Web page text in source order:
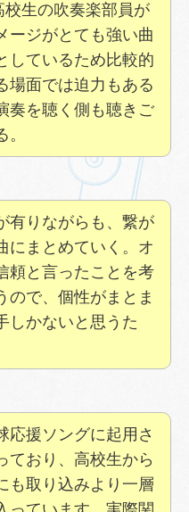
生の吹奏楽部員が
ージがとても強い曲
しているため比較的
場面では迫力もある
奏を聴く側も聴きご
有りながらも、繋が
にまとめていく。オ
頼と言ったことを考
ので、個性がまとま
しかないと思うた
応援ソングに起用さ
ており、高校生から
も取り込みより一層